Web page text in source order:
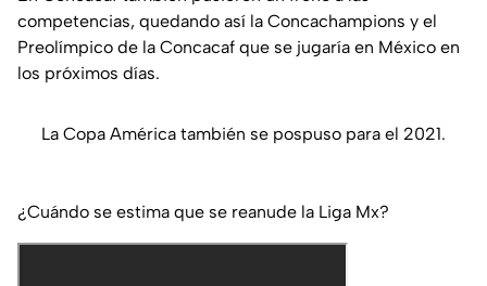
competencias, quedando así la Concachampions y el
Preolímpico de la Concacaf que se jugaría en México en
los próximos días.
La Copa América también se pospuso para el 2021.
¿Cuándo se estima que se reanude la Liga Mx?